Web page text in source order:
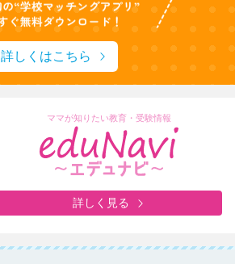
詳しくはこちら
ママが知りたい教育・受験情報
詳しく見る